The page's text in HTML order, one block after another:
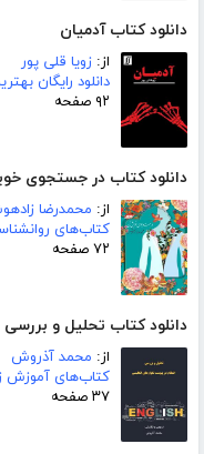
دانلود کتاب آدمیان
از: زویا قلی پور
دانلود رایگان
۹۲ صفحه
دانلود کتاب در جستجوی
از: محمدرضا
کتاب‌های
۷۲ صفحه
دانلود کتاب تحلیل و
از: محمد آذروش
کتاب‌های آموزش
۳۷ صفحه